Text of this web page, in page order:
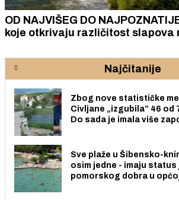
OD NAJVIŠEG DO
koje otkrivaju različitost slapova
Najčitanije
Zbog nove statističke
Civljane „izgubila” 46 od
Do sada je imala više
Sve plaže u Šibensko-
osim jedne - imaju
pomorskog dobra u